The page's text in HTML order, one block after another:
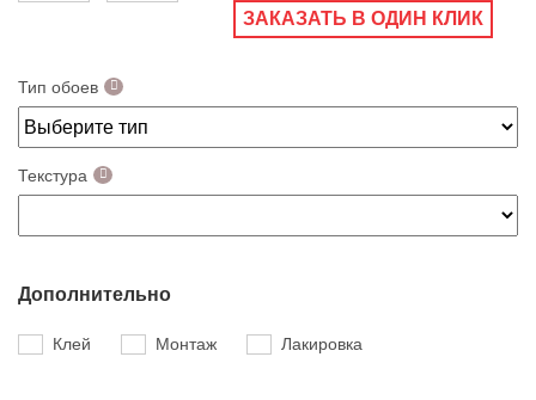
ЗАКАЗАТЬ В ОДИН КЛИК
Тип обоев
Текстура
Дополнительно
Клей Монтаж Лакировка